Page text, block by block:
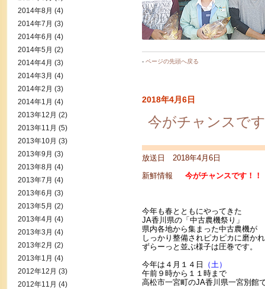
- ページの先頭へ戻る
2018年4月6日
今がチャンスで
放送日 2018年4月6日
新鮮情報
今がチャンスです！！
今年も春とともにやってきた
JA香川県の「中古農機祭り」
県内各地から集まった中古農機が
しっかり整備されピカピカに磨か
ずらーっと並ぶ様子は圧巻です。
今年は４月１４日
（土）
午前９時から１１時まで
高松市一宮町のJA香川県一宮別館
2014年8月 (4)
2014年7月 (3)
2014年6月 (4)
2014年5月 (2)
2014年4月 (3)
2014年3月 (4)
2014年2月 (3)
2014年1月 (4)
2013年12月 (2)
2013年11月 (5)
2013年10月 (3)
2013年9月 (3)
2013年8月 (4)
2013年7月 (4)
2013年6月 (3)
2013年5月 (2)
2013年4月 (4)
2013年3月 (4)
2013年2月 (2)
2013年1月 (4)
2012年12月 (3)
2012年11月 (4)